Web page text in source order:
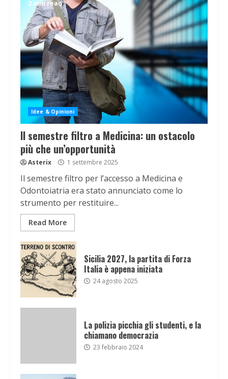
2 min read
Idee & Opinioni
Il semestre filtro a Medicina: un ostacolo
più che un’opportunità
Asterix 1 settembre 2025
Il semestre filtro per l’accesso a Medicina e
Odontoiatria era stato annunciato come lo
strumento per restituire...
Read More
Sicilia 2027, la partita di Forza
Italia è appena iniziata
24 agosto 2025
La polizia picchia gli studenti, e la
chiamano democrazia
23 febbraio 2024